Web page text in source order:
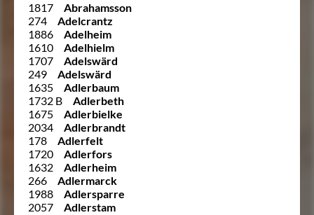
1817
Abrahamsson
274
Adelcrantz
1886
Adelheim
1610
Adelhielm
1707
Adelswärd
249
Adelswärd
1635
Adlerbaum
1732 B
Adlerbeth
1675
Adlerbielke
2034
Adlerbrandt
178
Adlerfelt
1720
Adlerfors
1632
Adlerheim
266
Adlermarck
1988
Adlersparre
2057
Adlerstam